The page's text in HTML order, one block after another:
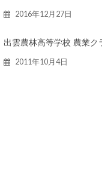
2016年12月27日
出雲農林高等学校 農業ク
2011年10月4日